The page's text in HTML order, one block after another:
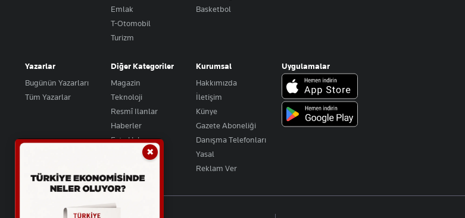
Emlak
T-Otomobil
Turizm
Basketbol
Yazarlar
Bugünün Yazarları
Tüm Yazarlar
Diğer Kategoriler
Magazin
Teknoloji
Resmî Ilanlar
Haberler
Foto Haber
Video Galeri
Kurumsal
Hakkımızda
İletişim
Künye
Gazete Aboneliği
Danışma Telefonları
Yasal
Reklam Ver
Uygulamalar
✖